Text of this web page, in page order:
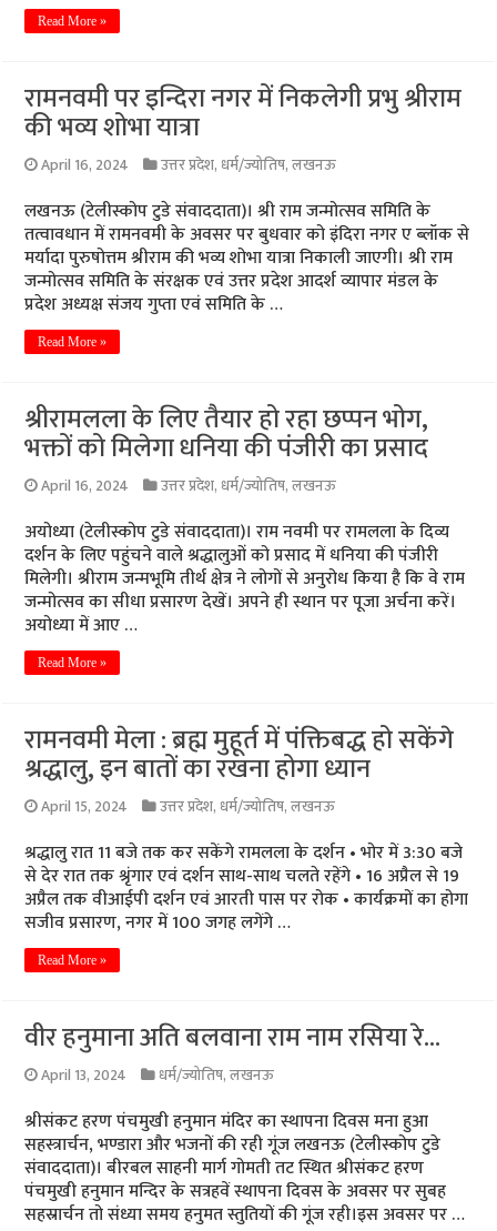
Read More »
रामनवमी पर इन्दिरा नगर में निकलेगी प्रभु श्रीराम
की भव्य शोभा यात्रा
April 16, 2024 उत्तर प्रदेश, धर्म/ज्योतिष,लखनऊ
लखनऊ (टेलीस्कोप टुडे संवाददाता)। श्री राम जन्मोत्सव समिति के
तत्वावधान में रामनवमी के अवसर पर बुधवार को इंदिरा नगर ए ब्लॉक से
मर्यादा पुरुषोत्तम श्रीराम की भव्य शोभा यात्रा निकाली जाएगी। श्री राम
जन्मोत्सव समिति के संरक्षक एवं उत्तर प्रदेश आदर्श व्यापार मंडल के
प्रदेश अध्यक्ष संजय गुप्ता एवं समिति के …
Read More »
श्रीरामलला के लिए तैयार हो रहा छप्पन भोग,
भक्तों को मिलेगा धनिया की पंजीरी का प्रसाद
April 16, 2024 उत्तर प्रदेश, धर्म/ज्योतिष,लखनऊ
अयोध्या (टेलीस्कोप टुडे संवाददाता)। राम नवमी पर रामलला के दिव्य
दर्शन के लिए पहुंचने वाले श्रद्धालुओं को प्रसाद में धनिया की पंजीरी
मिलेगी। श्रीराम जन्मभूमि तीर्थ क्षेत्र ने लोगों से अनुरोध किया है कि वे राम
जन्मोत्सव का सीधा प्रसारण देखें। अपने ही स्थान पर पूजा अर्चना करें।
अयोध्या में आए …
Read More »
रामनवमी मेला : ब्रह्म मुहूर्त में पंक्तिबद्ध हो सकेंगे
श्रद्धालु, इन बातों का रखना होगा ध्यान
April 15, 2024 उत्तर प्रदेश, धर्म/ज्योतिष,लखनऊ
श्रद्धालु रात 11 बजे तक कर सकेंगे रामलला के दर्शन • भोर में 3:30 बजे
से देर रात तक श्रृंगार एवं दर्शन साथ-साथ चलते रहेंगे • 16 अप्रैल से 19
अप्रैल तक वीआईपी दर्शन एवं आरती पास पर रोक • कार्यक्रमों का होगा
सजीव प्रसारण, नगर में 100 जगह लगेंगे …
Read More »
वीर हनुमाना अति बलवाना राम नाम रसिया रे…
April 13, 2024 धर्म/ज्योतिष,लखनऊ
श्रीसंकट हरण पंचमुखी हनुमान मंदिर का स्थापना दिवस मना हुआ
सहस्त्रार्चन, भण्डारा और भजनों की रही गूंज लखनऊ (टेलीस्कोप टुडे
संवाददाता)। बीरबल साहनी मार्ग गोमती तट स्थित श्रीसंकट हरण
पंचमुखी हनुमान मन्दिर के सत्रहवें स्थापना दिवस के अवसर पर सुबह
सहस्रार्चन तो संध्या समय हनुमत स्तुतियों की गूंज रही।इस अवसर पर …